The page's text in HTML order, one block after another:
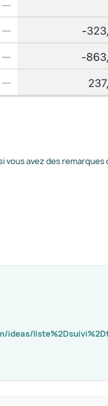
vous avez des remarques
ideas/